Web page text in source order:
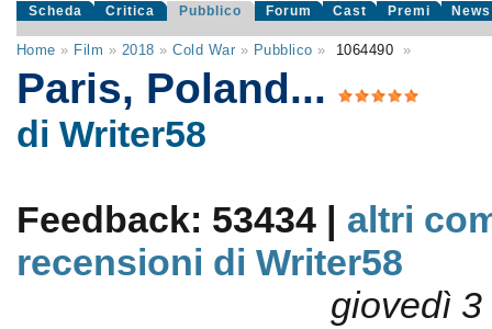
Scheda Critica Pubblico Forum Cast Premi News
Home » Film » 2018 »Cold War » Pubblico » 1064490 »
Paris, Poland...
di Writer58
Feedback: 53434 | altri
recensioni di Writer58
giovedì